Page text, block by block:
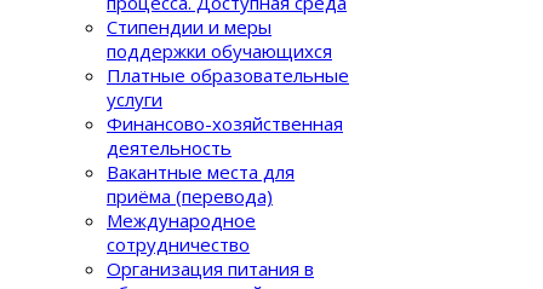
Стипендии и меры
поддержки обучающихся
Платные образовательные
услуги
Финансово-хозяйственная
деятельность
Вакантные места для
приёма (перевода)
Международное
сотрудничество
Организация питания в